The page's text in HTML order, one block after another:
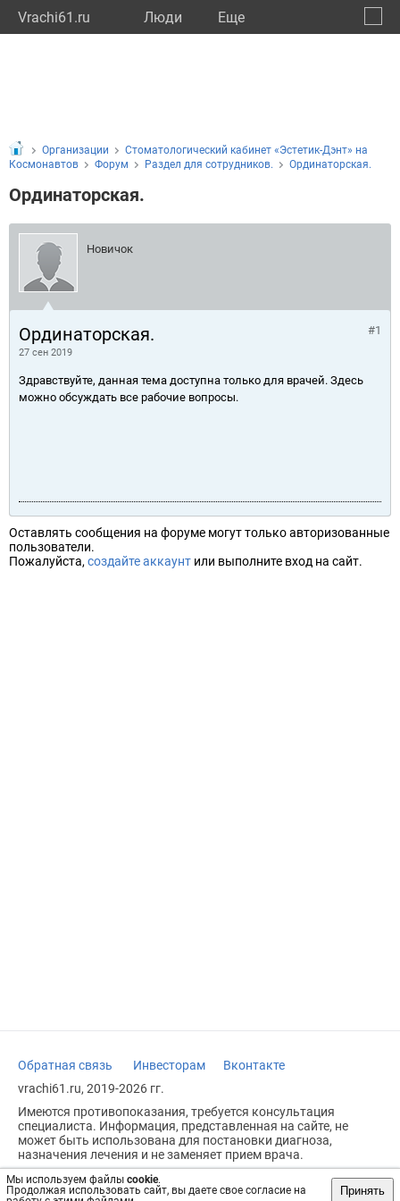
Vrachi61.ru Люди Eще
Мы используем файлы cookie.
Продолжая использовать сайт, вы даете свое согласие на
Принять
Организации
Стоматологический кабинет «Эстетик-Дэнт» на
Космонавтов
Форум Раздел для сотрудников. Ординаторская.
Ординаторская.
Новичок
Ординаторская.
27 сен 2019
#1
Здравствуйте, данная тема доступна только для врачей. Здесь
можно обсуждать все рабочие вопросы.
Оставлять сообщения на форуме могут только авторизованные
пользователи.
Пожалуйста, создайте аккаунт или выполните вход на сайт.
Обратная связь Инвесторам
Вконтакте
vrachi61.ru, 2019-2026 гг.
Имеются противопоказания, требуется консультация
специалиста. Информация, представленная на сайте, не
может быть использована для постановки диагноза,
назначения лечения и не заменяет прием врача.
Возрастное ограничение: 18+